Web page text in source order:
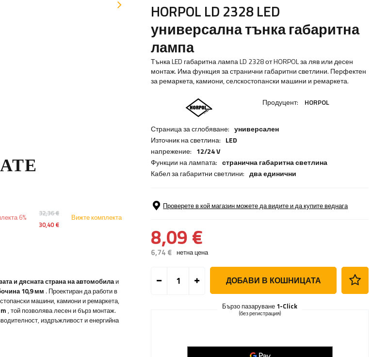
HORPOL LD 2328 LED
универсална тънка габаритна
лампа
Тънка LED габаритна лампа LD 2328 от HORPOL за ляв или десен
монтаж. Има функция за странични габаритни светлини. Перфектен
за ремаркета, камиони, селскостопански машини и ремаркета.
Продуцент: HORPOL
Страница за сглобяване: универсален
Източник на светлина: LED
напрежение: 12/24 V
Функции на лампата: странична габаритна светлина
Кабел за габаритни светлини: два единични
Проверете в кой магазин можете да видите и да купите веднага
8,09 €
6,74 € нетна цена
ДОБАВИ В КОШНИЦАТА
Бързо пазаруване 1-Click
(без регистрация)
32,36 €
30,40 €
6% Вижте комплекта
и дясната страна на автомобилаи
10,9 мм . Проектиран да работи в
машини, камиони и ремаркета,
, той позволява лесен и бърз монтаж.
издръжливост и енергийна